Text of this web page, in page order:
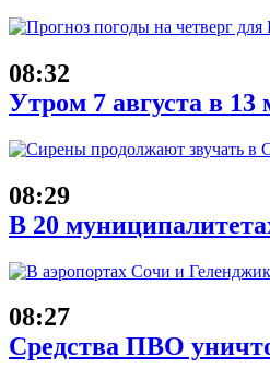
08:32
Утром 7 августа в
08:29
В 20
08:27
Средства ПВО